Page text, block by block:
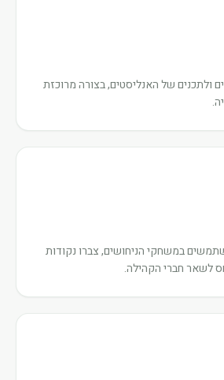
ולתכנים של האנליסטים, בצורה מרוכזת
במשחקי הניחושים, צברו נקודות
לשאר חברי הקהילה.